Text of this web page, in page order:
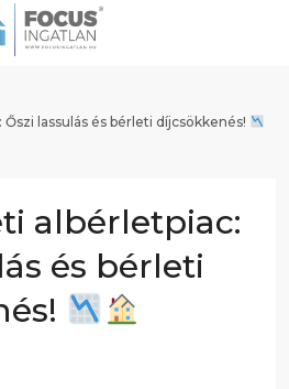
lassulás és bérleti díjcsökkenés!
albérletpiac:
és bérleti